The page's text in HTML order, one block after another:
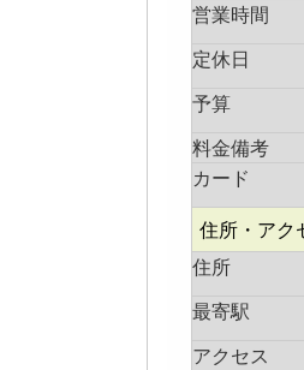
営業時間
定休日
予算
料金備考
カード
住所・アク
住所
最寄駅
アクセス